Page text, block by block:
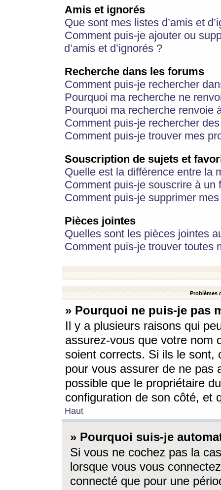
Amis et ignorés
Que sont mes listes d’amis et
Comment puis-je ajouter ou
d’amis et d’ignorés ?
Recherche dans les forums
Comment puis-je rechercher
Pourquoi ma recherche ne
Pourquoi ma recherche renvoie
Comment puis-je rechercher
Comment puis-je trouver mes
Souscription de sujets et
Quelle est la différence entre la
Comment puis-je souscrire à
Comment puis-je supprimer
Pièces jointes
Quelles sont les pièces jointes
Comment puis-je trouver toutes
Problèmes
» Pourquoi ne puis-je pas
Il y a plusieurs raisons qui
assurez-vous que votre nom
soient corrects. Si ils le sont,
pour vous assurer de ne pas
possible que le propriétaire
configuration de son côté, et
Haut
» Pourquoi suis-je
Si vous ne cochez pas la
lorsque vous vous
connecté que pour une